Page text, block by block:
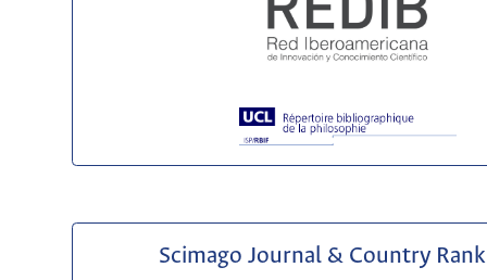
Scimago Journal & Country Rank